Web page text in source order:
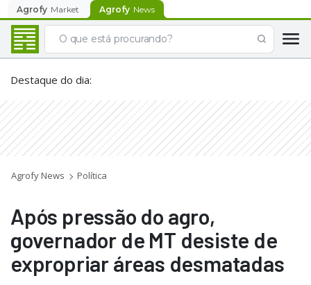
Agrofy Market Agrofy News
Destaque do dia:
Agrofy News Política
Após pressão do agro,
governador de MT desiste de
expropriar áreas desmatadas